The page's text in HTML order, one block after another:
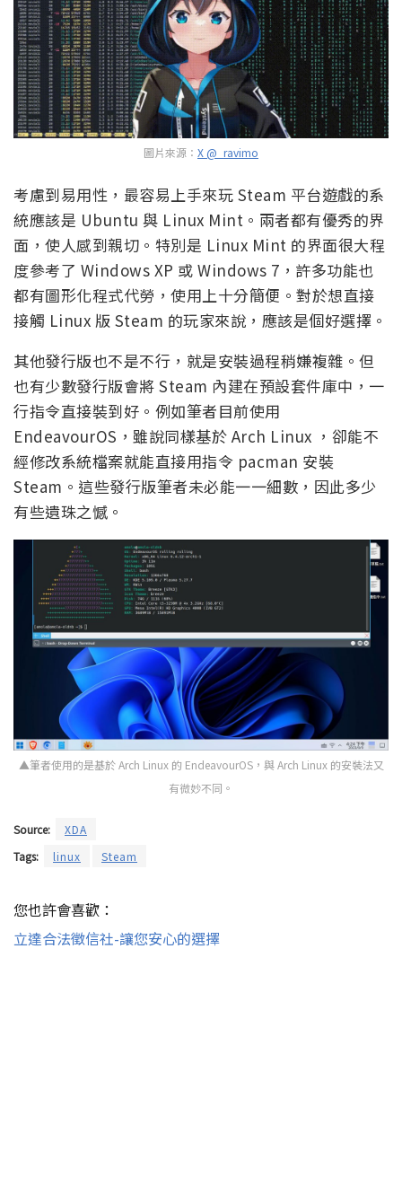
圖片來源： X @_ravimo
考慮到易用性，最容易上手來玩 Steam 平台遊戲的系
統應該是 Ubuntu 與 Linux Mint。兩者都有優秀的界
面，使人感到親切。特別是 Linux Mint 的界面很大程
度參考了 Windows XP 或 Windows 7，許多功能也
都有圖形化程式代勞，使用上十分簡便。對於想直接
接觸 Linux 版 Steam 的玩家來說，應該是個好選擇。
其他發行版也不是不行，就是安裝過程稍嫌複雜。但
也有少數發行版會將 Steam 內建在預設套件庫中，一
行指令直接裝到好。例如筆者目前使用
EndeavourOS，雖說同樣基於 Arch Linux ，卻能不
經修改系統檔案就能直接用指令 pacman 安裝
Steam。這些發行版筆者未必能一一細數，因此多少
有些遺珠之憾。
▲筆者使用的是基於 Arch Linux 的 EndeavourOS，與 Arch Linux 的安裝法又
有微妙不同。
Source:
XDA
Tags:
linux Steam
您也許會喜歡：
立達合法徵信社-讓您安心的選擇